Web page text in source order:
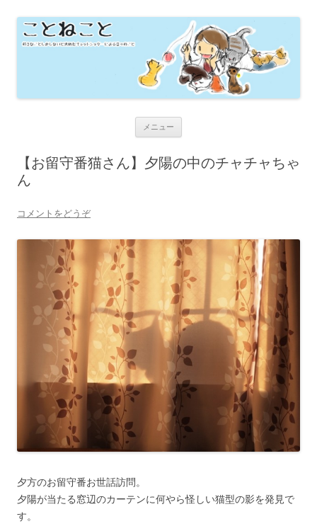
グ 『ことねこと』
メニュー
【お留守番猫さん】夕陽の中のチャチャちゃ
ん
コメントをどうぞ
夕方のお留守番お世話訪問。
夕陽が当たる窓辺のカーテンに何やら怪しい猫型の影を発見で
す。